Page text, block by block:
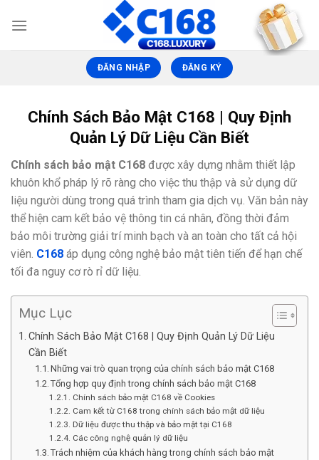
ĐĂNG NHẬP ĐĂNG KÝ
Chính Sách Bảo Mật C168 | Quy Định
Quản Lý Dữ Liệu Cần Biết
Chính sách bảo mật C168 được xây dựng nhằm thiết lập
khuôn khổ pháp lý rõ ràng cho việc thu thập và sử dụng dữ
liệu người dùng trong quá trình tham gia dịch vụ. Văn bản này
thể hiện cam kết bảo vệ thông tin cá nhân, đồng thời đảm
bảo môi trường giải trí minh bạch và an toàn cho tất cả hội
viên. C168 áp dụng công nghệ bảo mật tiên tiến để hạn chế
tối đa nguy cơ rò rỉ dữ liệu.
Mục Lục
Chính Sách Bảo Mật C168 | Quy Định Quản Lý Dữ Liệu
Cần Biết
Những vai trò quan trọng của chính sách bảo mật C168
Tổng hợp quy định trong chính sách bảo mật C168
Chính sách bảo mật C168 về Cookies
Cam kết từ C168 trong chính sách bảo mật dữ liệu
Dữ liệu được thu thập và bảo mật tại C168
Các công nghệ quản lý dữ liệu
Trách nhiệm của khách hàng trong chính sách bảo mật